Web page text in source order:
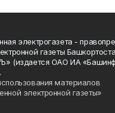
электрогазета -
газеты
(издается ОАО ИА
материалов
электронной газеты»